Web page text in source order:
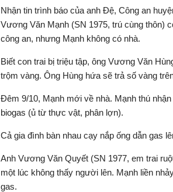
Nhận tin trình báo của anh Đệ, Công an
Vương Văn Mạnh (SN 1975, trú cùng thôn)
công an, nhưng Mạnh không có nhà.
Biết con trai bị triệu tập, ông Vương Văn
trộm vàng. Ông Hùng hứa sẽ trả số vàng
Đêm 9/10, Mạnh mới về nhà. Mạnh thú
biogas (ủ từ thực vật, phân lợn).
Cả gia đình bàn nhau cạy nắp ống dẫn gas
Anh Vương Văn Quyết (SN 1977, em trai
một lúc không thấy người lên. Mạnh liền
gas.